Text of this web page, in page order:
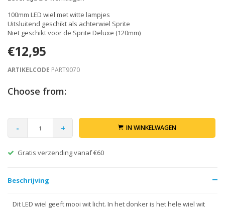
100mm LED wiel met witte lampjes
Uitsluitend geschikt als achterwiel Sprite
Niet geschikt voor de Sprite Deluxe (120mm)
€12,95
ARTIKELCODE PART9070
Choose from:
- + IN WINKELWAGEN
Gratis verzending vanaf €60
Beschrijving
Dit LED wiel geeft mooi wit licht. In het donker is het hele wiel wit